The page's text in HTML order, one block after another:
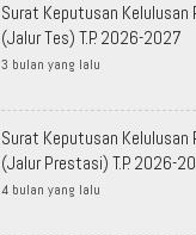
Surat Keputusan Kelulusan
(Jalur Tes) T.P. 2026-2027
3 bulan yang lalu
Surat Keputusan Kelulusan
(Jalur Prestasi) T.P. 2026-
4 bulan yang lalu